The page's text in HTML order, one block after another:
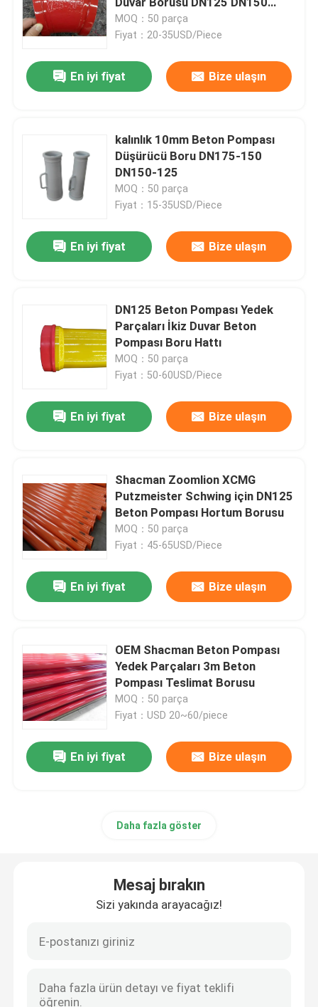
Ana sayfa
Hakkımızda
Kalite kontrol
Kullanılmış Kamyon Vinç
Kullanılmış Beton Mikseri Kamyonu
DN175
MOQ：50 parça
Fiyat：20-35USD/Piece
En iyi fiyat Bize ulaşın
kalınlık 10mm Beton Pompası
Düşürücü Boru DN175-150
DN150-125
MOQ：50 parça
Fiyat：15-35USD/Piece
En iyi fiyat Bize ulaşın
DN125 Beton Pompası Yedek
Parçaları İkiz Duvar Beton
Pompası Boru Hattı
MOQ：50 parça
Fiyat：50-60USD/Piece
En iyi fiyat Bize ulaşın
Shacman Zoomlion XCMG
Putzmeister Schwing için DN125
Beton Pompası Hortum Borusu
MOQ：50 parça
Fiyat：45-65USD/Piece
En iyi fiyat Bize ulaşın
OEM Shacman Beton Pompası
Yedek Parçaları 3m Beton
Pompası Teslimat Borusu
MOQ：50 parça
Fiyat：USD 20~60/piece
En iyi fiyat Bize ulaşın
Daha fazla göster
Mesaj bırakın
Sizi yakında arayacağız!